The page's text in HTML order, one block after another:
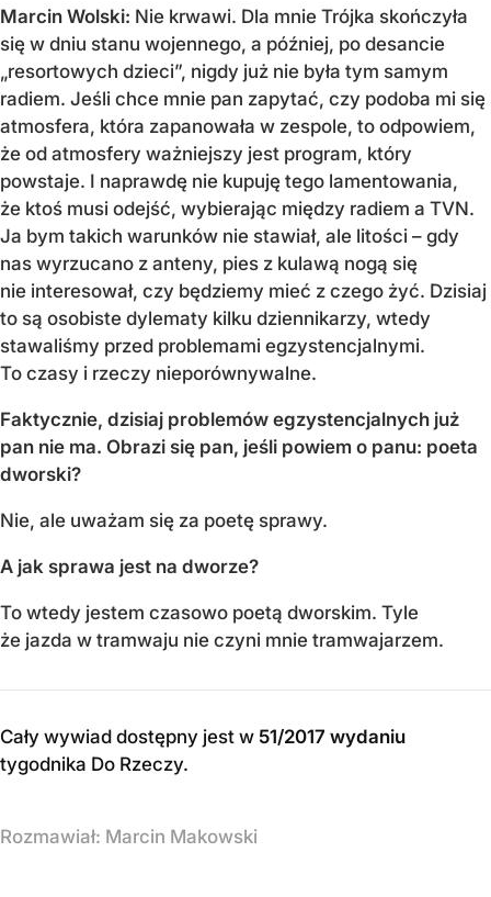
Marcin Wolski: Nie krwawi. Dla mnie Trójka skończyła
się w dniu stanu wojennego, a później, po desancie
„resortowych dzieci”, nigdy już nie była tym samym
radiem. Jeśli chce mnie pan zapytać, czy podoba mi się
atmosfera, która zapanowała w zespole, to odpowiem,
że od atmosfery ważniejszy jest program, który
powstaje. I naprawdę nie kupuję tego lamentowania,
że ktoś musi odejść, wybierając między radiem a TVN.
Ja bym takich warunków nie stawiał, ale litości – gdy
nas wyrzucano z anteny, pies z kulawą nogą się
nie interesował, czy będziemy mieć z czego żyć. Dzisiaj
to są osobiste dylematy kilku dziennikarzy, wtedy
stawaliśmy przed problemami egzystencjalnymi.
To czasy i rzeczy nieporównywalne.
Faktycznie, dzisiaj problemów egzystencjalnych już
pan nie ma. Obrazi się pan, jeśli powiem o panu: poeta
dworski?
Nie, ale uważam się za poetę sprawy.
A jak sprawa jest na dworze?
To wtedy jestem czasowo poetą dworskim. Tyle
że jazda w tramwaju nie czyni mnie tramwajarzem.
Cały wywiad dostępny jest w 51/2017 wydaniu
tygodnika Do Rzeczy.
Rozmawiał: Marcin Makowski